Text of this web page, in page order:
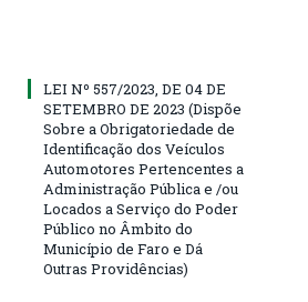
LEI Nº 557/2023, DE 04 DE
SETEMBRO DE 2023 (Dispõe
Sobre a Obrigatoriedade de
Identificação dos Veículos
Automotores Pertencentes a
Administração Pública e /ou
Locados a Serviço do Poder
Público no Âmbito do
Município de Faro e Dá
Outras Providências)